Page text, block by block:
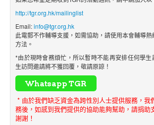
http://tgr.org.hk/mailinglist
Email:info@tgr.org.hk
此電郵不作輔導支援，如需協助，請使用本會輔導
方法。
*由於現時會務煩忙，所以暫時不能再安排任何學
生訪問邀請將不獲回覆，敬請原諒！
* 由於我們缺乏資金為跨性別人士提供服務，我
務後，如感到我們提供的協助能夠幫助，請捐助
謝謝！